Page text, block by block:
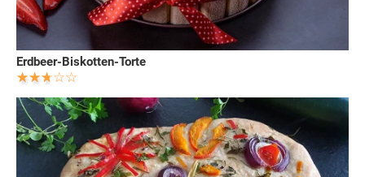
Erdbeer-Biskotten-Torte